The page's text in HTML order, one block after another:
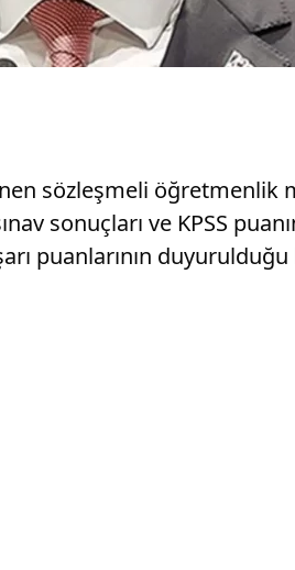
sözleşmeli
sonuçları ve KPSS
puanlarının